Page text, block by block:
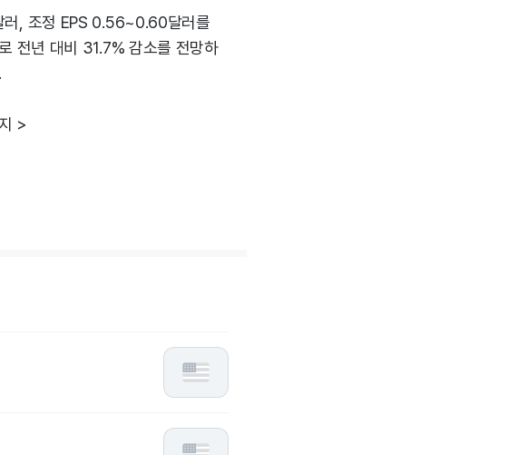
, 조정 EPS 0.56~0.60달러를
전년 대비 31.7% 감소를 전망하
>